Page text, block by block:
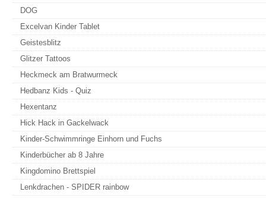
DOG
Excelvan Kinder Tablet
Geistesblitz
Glitzer Tattoos
Heckmeck am Bratwurmeck
Hedbanz Kids - Quiz
Hexentanz
Hick Hack in Gackelwack
Kinder-Schwimmringe Einhorn und Fuchs
Kinderbücher ab 8 Jahre
Kingdomino Brettspiel
Lenkdrachen - SPIDER rainbow